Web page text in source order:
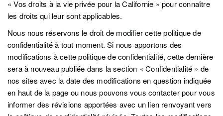
« Vos droits à la vie privée pour la Californie » pour connaître
les droits qui leur sont applicables.
Nous nous réservons le droit de modifier cette politique de
confidentialité à tout moment. Si nous apportons des
modifications à cette politique de confidentialité, cette dernière
sera à nouveau publiée dans la section « Confidentialité » de
nos sites avec la date des modifications en question indiquée
en haut de la page ou nous pouvons vous contacter pour vous
informer des révisions apportées avec un lien renvoyant vers